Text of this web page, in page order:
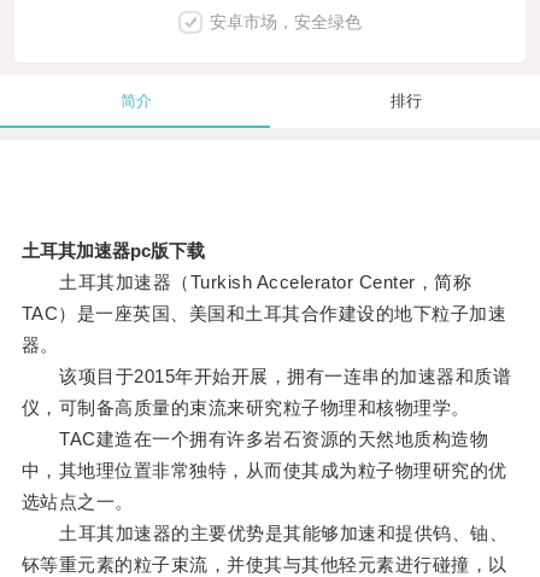
安卓市场，安全绿色
简介 排行
土耳其加速器pc版下载
土耳其加速器（Turkish Accelerator Center，简称
TAC）是一座英国、美国和土耳其合作建设的地下粒子加速
器。
该项目于2015年开始开展，拥有一连串的加速器和质谱
仪，可制备高质量的束流来研究粒子物理和核物理学。
TAC建造在一个拥有许多岩石资源的天然地质构造物
中，其地理位置非常独特，从而使其成为粒子物理研究的优
选站点之一。
土耳其加速器的主要优势是其能够加速和提供钨、铀、
钚等重元素的粒子束流，并使其与其他轻元素进行碰撞，以